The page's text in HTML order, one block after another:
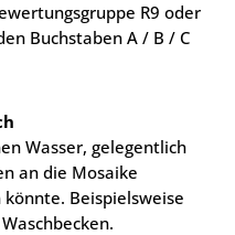
R9 oder
Buchstaben A / B / C
Wasser, gelegentlich
an die Mosaike
Beispielsweise